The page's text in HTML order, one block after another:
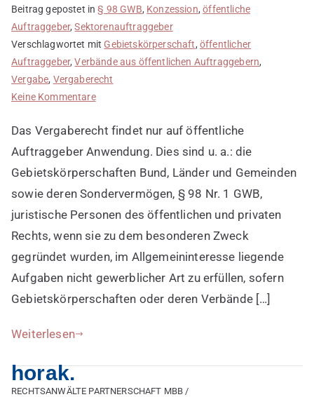
Beitrag gepostet in§ 98 GWB, Konzession,öffentliche
Auftraggeber,Sektorenauftraggeber
Verschlagwortet mit Gebietskörperschaft, öffentlicher
Auftraggeber,Verbände aus öffentlichen Auftraggebern,
Vergabe, Vergaberecht
Keine Kommentarezu
ist
öffentlicher
Auftraggeber?
Das Vergaberecht findet nur auf öffentliche
Auftraggeber Anwendung. Dies sind u. a.: die
Gebietskörperschaften Bund, Länder und Gemeinden
sowie deren Sondervermögen, § 98 Nr. 1 GWB,
juristische Personen des öffentlichen und privaten
Rechts, wenn sie zu dem besonderen Zweck
gegründet wurden, im Allgemeininteresse liegende
Aufgaben nicht gewerblicher Art zu erfüllen, sofern
Gebietskörperschaften oder deren Verbände […]
Weiterlesen
horak.
RECHTSANWÄLTE PARTNERSCHAFT MBB /